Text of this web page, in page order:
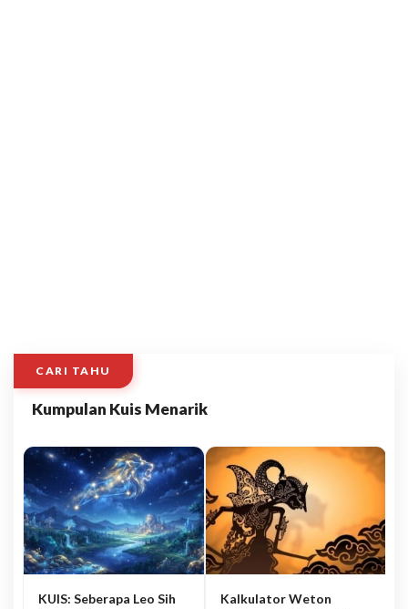
CARI TAHU
Kumpulan Kuis Menarik
KUIS: Seberapa Leo Sih
Kalkulator Weton